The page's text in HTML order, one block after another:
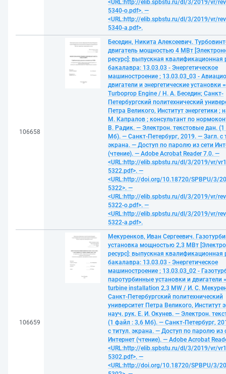
<URL:http://elib.spbstu.ru/dl/3/2019/vr/
5340-o.pdf>. —
<URL:http://elib.spbstu.ru/dl/3/2019/vr/
5340-a.pdf>.
106658
Беседин, Никита Алексеевич.
двигатель мощностью 4 МВт
ресурс]: выпускная квалификационная
бакалавра: 13.03.03 - Энергетическое
машиностроение ; 13.03.03_03 -
двигатели и энергетические установки
Turboprop Engine / Н. А. Беседин; Санкт-
Петербургский политехнический
Петра Великого, Институт энергетики ;
М. Капралов ; консультант по
В. Радик. — Электрон. текстовые дан.
Мб). — Санкт-Петербург, 2019. — Загл. с
экрана. — Доступ по паролю из сети
(чтение). — Adobe Acrobat Reader 7.0. —
<URL:http://elib.spbstu.ru/dl/3/2019/vr/
5322.pdf>. —
<URL:http://doi.org/10.18720/SPBPU/3/
5322>. —
<URL:http://elib.spbstu.ru/dl/3/2019/vr/
5322-o.pdf>. —
<URL:http://elib.spbstu.ru/dl/3/2019/vr/
5322-a.pdf>.
106659
Мекуренков, Иван Сергеевич.
установка мощностью 2,3 МВт
ресурс]: выпускная квалификационная
бакалавра: 13.03.03 - Энергетическое
машиностроение ; 13.03.03_02 -
паротурбинные установки и двигатели
turbine installation 2,3 MW / И. С.
Санкт-Петербургский политехнический
университет Петра Великого, Институт
науч. рук. Е. И. Окунев. — Электрон.
(1 файл : 3,6 Мб). — Санкт-Петербург,
с титул. экрана. — Доступ по паролю из
Интернет (чтение). — Adobe Acrobat
<URL:http://elib.spbstu.ru/dl/3/2019/vr/
5302.pdf>. —
<URL:http://doi.org/10.18720/SPBPU/3/